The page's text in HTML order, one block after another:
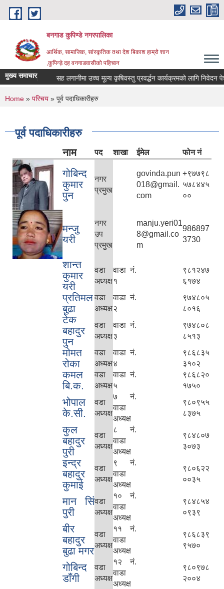
Skip to main content
बनगाड कुपिण्डे नगरपालिका
आर्थिक, सामाजिक, सांस्कृतिक तथा देश बिकाश हाम्रो शान
,कुपिन्ड़े दह वनगाडवासीको पहिचान
मुख्य समाचार सह लगानीमा उच्च मूल्य कृषिवस्तु प्रवर्द्धन कार्यक्रमको लागि निवेदन पेश
You are here
Home » परिचय » पूर्व पदाधिकारीहरु
पूर्व पदाधिकारीहरु
नाम पद शाखा ईमेल फोन नं
गोबिन्द
कुमार
पुन
नगर
प्रमुख
govinda.pun
018@gmail.
com
+९७७९८
५७८४४५
००
मन्जु
यरी
नगर
उप
प्रमुख
manju.yeri01
8@gmail.co
m
986897
3730
शान्त
कुमार
यरी
वडा
अध्यक्ष
वाडा नं.
१
९८१२४७
६१७४
प्रतिमल
बुढा
वडा
अध्यक्ष
वाडा नं.
२
९७४८०५
८०१६
टेक
बहादुर
पुन
वडा
अध्यक्ष
वाडा नं.
३
९७४८०८
८५१३
मोमत
रोका
वडा
अध्यक्ष
वाडा नं.
४
९८६८३५
३१०२
कमल
बि.क.
वडा
अध्यक्ष
वाडा नं.
५
९८६८२०
१७५०
भोपाल
के.सी.
वडा
अध्यक्ष
७ नं.
वाडा
अध्यक्ष
९८०९५५
८३७५
कुल
बहादुर
पुरी
वडा
अध्यक्ष
८ नं.
वाडा
अध्यक्ष
९८४८०७
३०७३
इन्द्र
बहादुर
कुमाई
वडा
अध्यक्ष
९ नं.
वाडा
अध्यक्ष
९८०६२२
००३५
मान सिं
पुरी
वडा
अध्यक्ष
१० नं.
वाडा
अध्यक्ष
९८४८५४
०९३९
बीर
बहादुर
बुढा मगर
वडा
अध्यक्ष
११ नं.
वाडा
अध्यक्ष
९८६८३९
९५७०
गोबिन्द
डाँगी
वडा
अध्यक्ष
१२ नं.
वाडा
अध्यक्ष
९८०९७८
२००४